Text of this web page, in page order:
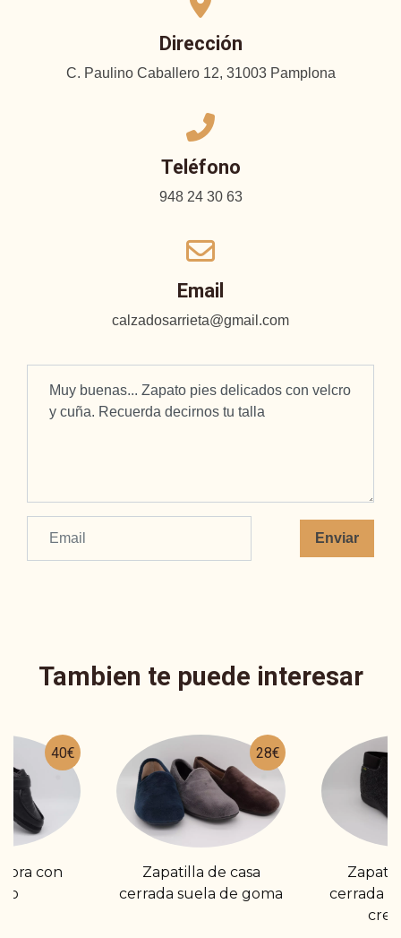
Dirección
C. Paulino Caballero 12, 31003 Pamplona
Teléfono
948 24 30 63
Email
calzadosarrieta@gmail.com
Enviar
Tambien te puede interesar
40€
con
28€
Zapatilla de casa
cerrada suela de goma
cerrada